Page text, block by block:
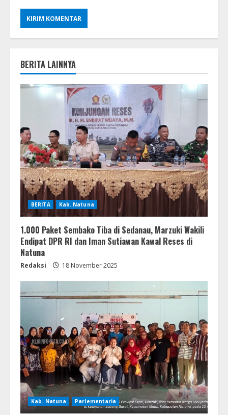
BERITA LAINNYA
BERITA Kab. Natuna
1.000 Paket Sembako Tiba di Sedanau, Marzuki Wakili
Endipat DPR RI dan Iman Sutiawan Kawal Reses di
Natuna
Redaksi 18 November 2025
Kab. Natuna Parlementaria